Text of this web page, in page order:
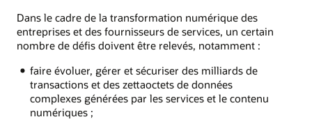
Dans le cadre de la transformation numérique des
entreprises et des fournisseurs de services, un certain
nombre de défis doivent être relevés, notamment :
faire évoluer, gérer et sécuriser des milliards de
transactions et des zettaoctets de données
complexes générées par les services et le contenu
numériques ;